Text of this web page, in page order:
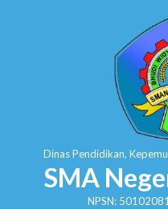
Dinas Pendidikan,
SMA
NPSN: